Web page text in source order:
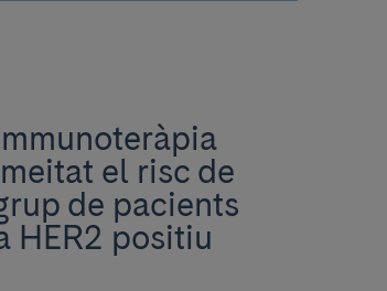
el risc de
de pacients
HER2 positiu